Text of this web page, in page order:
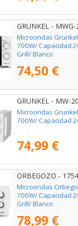
GRUNKEL - MWG-
Microondas
700W/ Capacidad
Grill/ Blanco
74,50 €
GRUNKEL - MW-
Microondas
700W/ Capacidad
74,99 €
ORBEGOZO -
Microondas
700W/ Capacidad
Grill/ Blanco
78,99 €